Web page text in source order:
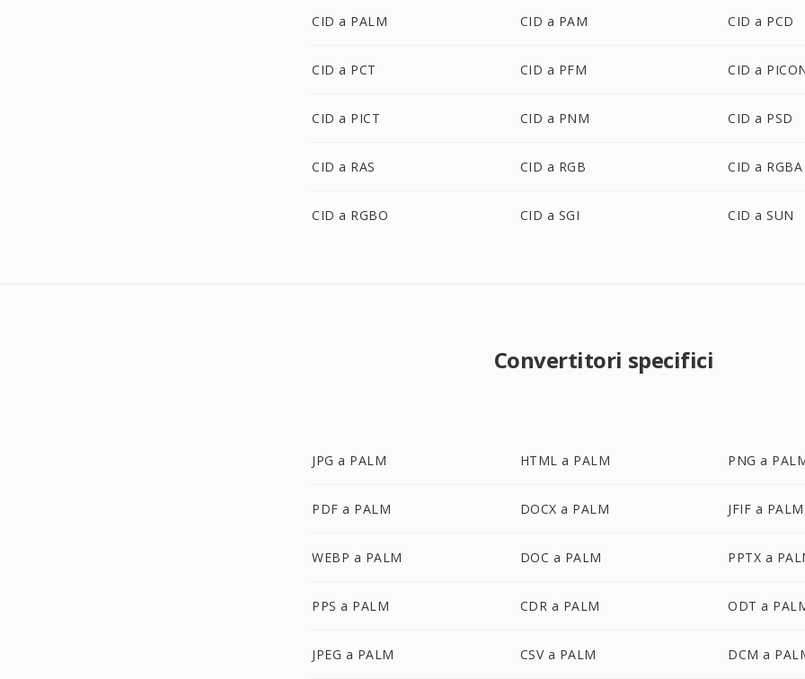
CID a PALM CID a PAM CID a PCD
CID a PCT CID a PFM CID a
CID a PICT CID a PNM CID a PSD
CID a RAS CID a RGB CID a RGBA
CID a RGBO CID a SGI CID a SUN
Convertitori specifici
JPG a PALM HTML a PALM PNG a
PDF a PALM DOCX a PALM JFIF a PALM
WEBP a PALM DOC a PALM PPTX a
PPS a PALM CDR a PALM ODT a
JPEG a PALM CSV a PALM DCM a